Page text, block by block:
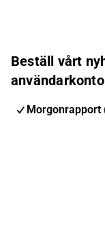
Beställ vårt
Morgonrapport